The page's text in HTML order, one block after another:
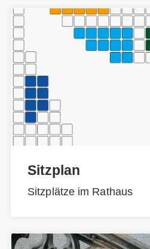
Sitzplan
Sitzplätze im Rathaus